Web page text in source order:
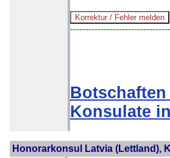
Botschaften
Konsulate
Honorarkonsul Latvia (Lettland),